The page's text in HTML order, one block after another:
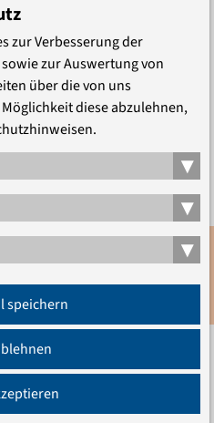
mit der
Universität in der
stattfindet.
auf die Vielfalt
Lebensformen: Erst
ein Gesetz
Lebenspartnerschaften
Ehe gleichstellt. Ob auch
der EKD zur
ist umstritten. So stellen
Wie verhält sich das
Familie? Welche
theologisch-
überhaupt noch? Der
und auch kirchliche
Anmeldung
zur Verbesserung der
zur Auswertung von
über die von uns
diese abzulehnen,
▾
▾
▾
speichern